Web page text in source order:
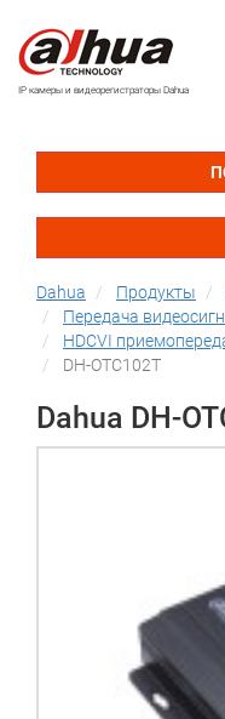
IP камеры и видеорегистраторы Dahua
Dahua Продукты
Передача
HDCVI
DH-OTC102T
Dahua DH-